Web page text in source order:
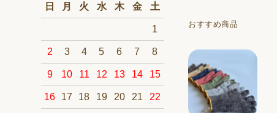
おすすめ商品
日
月 火 水 木 金 土
1
2 3 4 5 6 7 8
9 10 11 12 13 14 15
16 17 18 19 20 21 22